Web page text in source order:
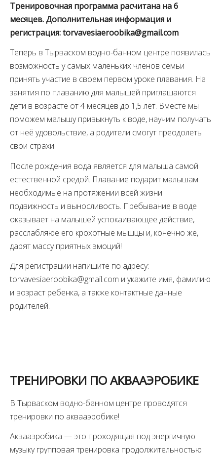
Тренировочная программа расчитана на 6
месяцев. Дополнительная информация и
регистрация: torvavesiaeroobika@gmail.com
Теперь в Тырваском водно-банном центре появилась
возможность у самых маленьких членов семьи
принять участие в своем первом уроке плавания. На
занятия по плаванию для малышей приглашаются
дети в возрасте от 4 месяцев до 1,5 лет. Вместе мы
поможем малышу привыкнуть к воде, научим получать
от неё удовольствие, а родители смогут преодолеть
свои страхи.
После рождения вода является для малыша самой
естественной средой. Плавание подарит малышам
необходимые на протяжении всей жизни
подвижность и выносливость. Пребывание в воде
оказывает на малышей успокаивающее действие,
расслабляюе его крохотные мышцы и, конечно же,
дарят массу приятных эмоций!
Для регистрации напишите по адресу:
torvavesiaeroobika@gmail.com и укажите имя, фамилию
и возраст ребенка, а также контактные данные
родителей.
ТРЕНИРОВКИ ПО АКВААЭРОБИКЕ
В Тырваском водно-банном центре проводятся
тренировки по аквааэробике!
Аквааэробика — это проходящая под энергичную
музыку групповая тренировка продолжительностью